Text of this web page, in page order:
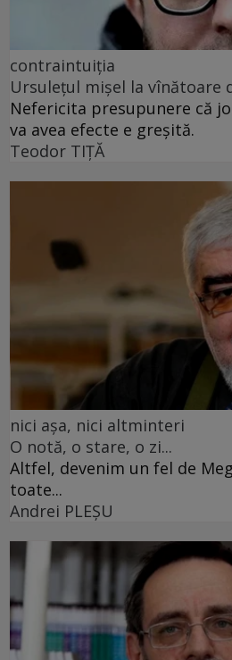
contraintuiția
Ursulețul mișel la vînătoare
Nefericita presupunere că
va avea efecte e greșită.
Teodor TIŢĂ
nici așa, nici altminteri
O notă, o stare, o zi...
Altfel, devenim un fel de
toate...
Andrei PLEŞU